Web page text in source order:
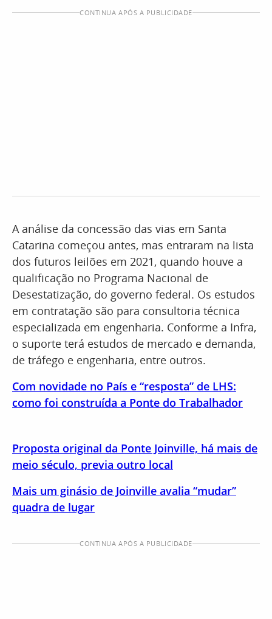
CONTINUA APÓS A PUBLICIDADE
A análise da concessão das vias em Santa
Catarina começou antes, mas entraram na lista
dos futuros leilões em 2021, quando houve a
qualificação no Programa Nacional de
Desestatização, do governo federal. Os estudos
em contratação são para consultoria técnica
especializada em engenharia. Conforme a Infra,
o suporte terá estudos de mercado e demanda,
de tráfego e engenharia, entre outros.
Com novidade no País e “resposta” de LHS:
como foi construída a Ponte do Trabalhador
Proposta original da Ponte Joinville, há mais de
meio século, previa outro local
Mais um ginásio de Joinville avalia “mudar”
quadra de lugar
CONTINUA APÓS A PUBLICIDADE